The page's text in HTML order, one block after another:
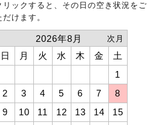
リックすると、その日の空き状況をご
けます。
2026年8月 次月
日 月 火 水 木 金
土
1
2
3 4 5 6 7
8
9
10 11 12 13 14
15